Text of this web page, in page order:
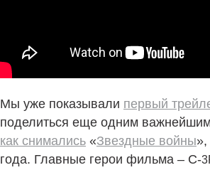
Мы уже показывали первый
поделиться еще одним
как снимались «Звездные войны
года. Главные герои фильма – C‑